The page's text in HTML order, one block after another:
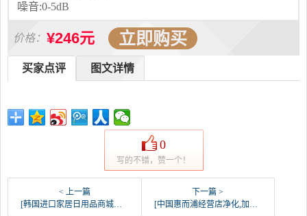
噪音:0-5dB
价格： ¥246元 立即购买
图文详情
买家点评
0
写的不错，赞一个！
< 上一篇
[韩国进口家居日用品商城车用氧吧,空气净化器]韩国进口车载空气净化器DR.USB车月销量0件仅售295元
下一篇 >
[中国惠而浦经营店净化,加湿抽湿机配件]西可微xiker 适配惠而浦WA-3月销量0件仅售189元